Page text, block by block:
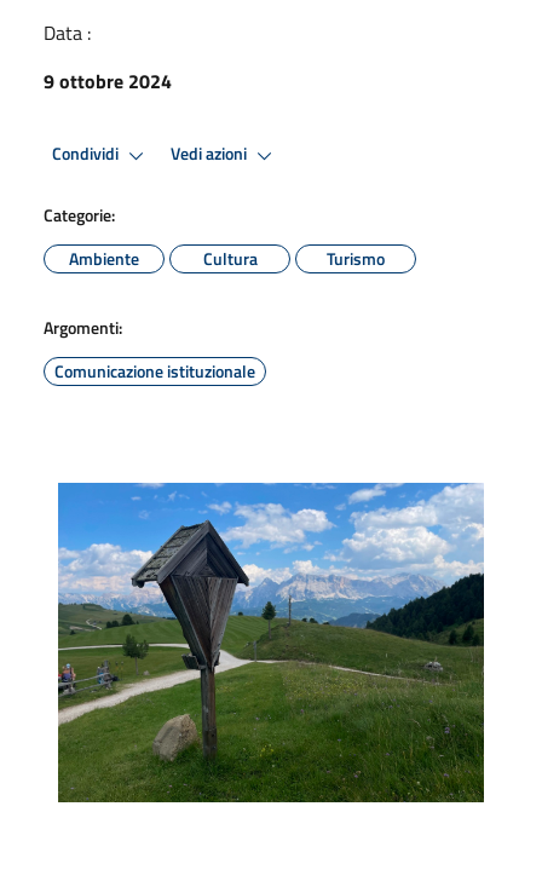
Data :
9 ottobre 2024
Condividi Vedi azioni
Categorie:
Ambiente
Cultura Turismo
Argomenti:
Comunicazione istituzionale